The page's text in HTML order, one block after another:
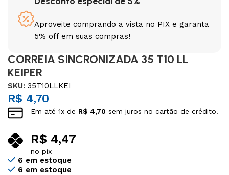
Aproveite comprando a vista no PIX e garanta
5% off em suas compras!
CORREIA SINCRONIZADA 35 T10 LL
KEIPER
SKU:35T10LLKEI
R$ 4,70
Em até1x de R$ 4,70 sem juros no cartão de crédito!
R$ 4,47
no pix
6 em estoque
6 em estoque